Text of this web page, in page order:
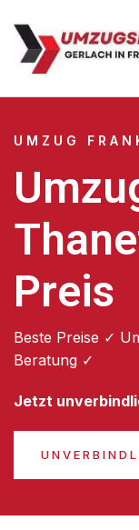
UMZUG
Preis
Beste Preise ✓
Beratung ✓
Jetzt